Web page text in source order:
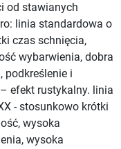
od stawianych
linia standardowa o
czas schnięcia,
wybarwienia, dobra
podkreślenie i
efekt rustykalny. linia
- stosunkowo krótki
wysoka
wysoka